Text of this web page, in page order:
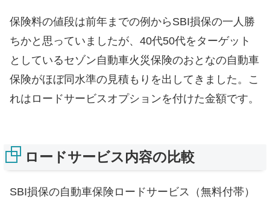
保険料の値段は前年までの例からSBI損保の一人勝
ちかと思っていましたが、40代50代をターゲット
としているセゾン自動車火災保険のおとなの自動車
保険がほぼ同水準の見積もりを出してきました。こ
れはロードサービスオプションを付けた金額です。
ロードサービス内容の比較
SBI損保の自動車保険ロードサービス（無料付帯）